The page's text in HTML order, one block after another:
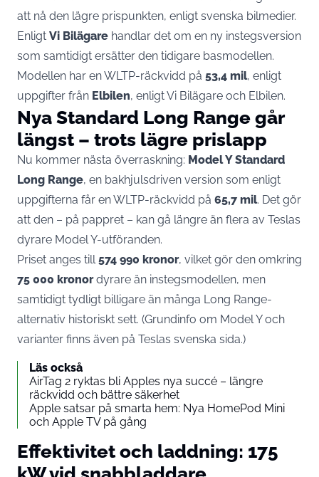
att nå den lägre prispunkten, enligt svenska bilmedier.
Enligt Vi Bilägare handlar det om en ny instegsversion
som samtidigt ersätter den tidigare basmodellen.
Modellen har en WLTP-räckvidd på 53,4 mil, enligt
uppgifter från Elbilen, enligtVi Bilägare och Elbilen.
Nya Standard Long Range går
längst – trots lägre prislapp
Nu kommer nästa överraskning: Model Y Standard
Long Range, en bakhjulsdriven version som enligt
uppgifterna får en WLTP-räckvidd på 65,7 mil. Det gör
att den – på pappret – kan gå längre än flera av Teslas
dyrare Model Y-utföranden.
Priset anges till 574 990 kronor, vilket gör den omkring
75 000 kronordyrare än instegsmodellen, men
samtidigt tydligt billigare än många Long Range-
alternativ historiskt sett. (Grundinfo om Model Y och
varianter finns även på Teslas svenska sida.)
Läs också
AirTag 2 ryktas bli Apples nya succé – längre
räckvidd och bättre säkerhet
Apple satsar på smarta hem: Nya HomePod Mini
och Apple TV på gång
Effektivitet och laddning: 175